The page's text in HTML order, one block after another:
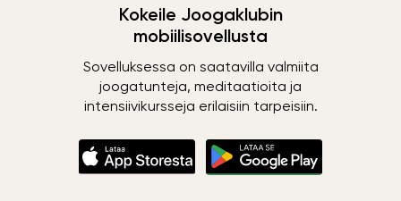
Kokeile Joogaklubin
mobiilisovellusta
Sovelluksessa on saatavilla valmiita
joogatunteja, meditaatioita ja
intensiivikursseja erilaisiin tarpeisiin.